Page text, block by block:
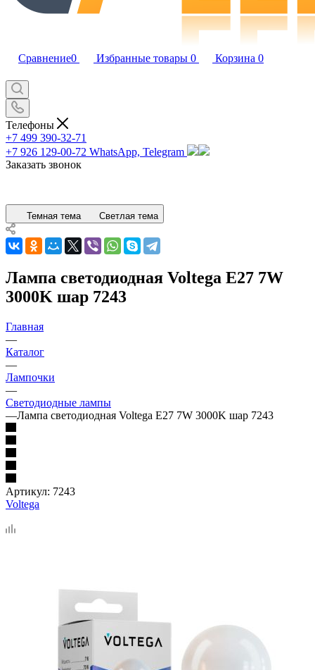
Сравнение0 Избранные товары 0 Корзина 0
Телефоны
+7 499 390-32-71
+7 926 129-00-72 WhatsApp, Telegram
Заказать звонок
Темная тема Светлая тема
Лампа светодиодная Voltega E27 7W
3000K шар 7243
Главная
—
Каталог
—
Лампочки
—
Светодиодные лампы
—Лампа светодиодная Voltega E27 7W 3000K шар 7243
Артикул: 7243
Voltega